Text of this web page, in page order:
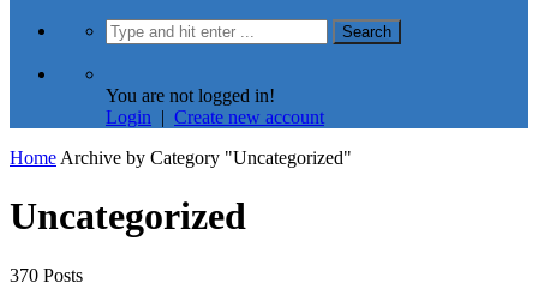
You are not logged in!
Login | Create new account
Home Archive by Category "Uncategorized"
Uncategorized
370 Posts